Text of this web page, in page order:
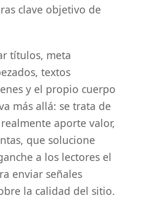
clave objetivo de
títulos, meta
textos
y el propio cuerpo
más allá: se trata de
aporte valor,
que solucione
a los lectores el
enviar señales
la calidad del sitio.